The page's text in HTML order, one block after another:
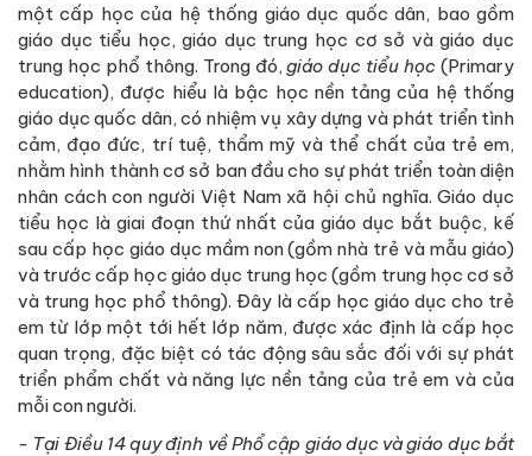
một cấp học của hệ thống giáo dục quốc dân, bao gồm
giáo dục tiểu học, giáo dục trung học cơ sở và giáo dục
trung học phổ thông. Trong đó,giáo dục tiểu học(Primary
education), được hiểu là bậc học nền tảng của hệ thống
giáo dục quốc dân, có nhiệm vụ xây dựng và phát triển tình
cảm, đạo đức, trí tuệ, thẩm mỹ và thể chất của trẻ em,
nhằm hình thành cơ sở ban đầu cho sự phát triển toàn diện
nhân cách con người Việt Nam xã hội chủ nghĩa. Giáo dục
tiểu học là giai đoạn thứ nhất của giáo dục bắt buộc, kế
sau cấp học giáo dục mầm non (gồm nhà trẻ và mẫu giáo)
và trước cấp học giáo dục trung học (gồm trung học cơ sở
và trung học phổ thông). Đây là cấp học giáo dục cho trẻ
em từ lớp một tới hết lớp năm, được xác định là cấp học
quan trọng, đặc biệt có tác động sâu sắc đối với sự phát
triển phẩm chất và năng lực nền tảng của trẻ em và của
mỗi con người.
- Tại Điều 14 quy định về Phổ cập giáo dục và giáo dục bắt